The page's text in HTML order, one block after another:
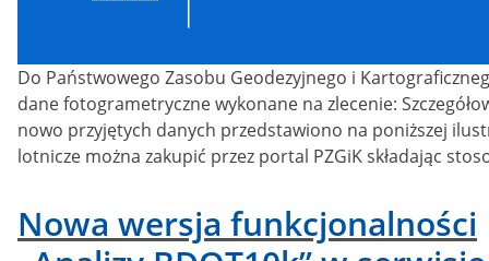
Do Państwowego Zasobu Geodezyjnego i
dane fotogrametryczne wykonane na zlecenie:
nowo przyjętych danych przedstawiono na poniższej
lotnicze można zakupić przez portal PZGiK składając
Nowa wersja funkcjonalności